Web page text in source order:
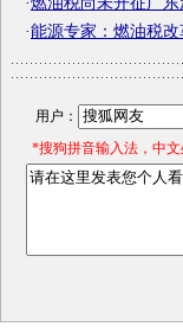
·能源专家：燃油税
用户：
*搜狗拼音输入法，中